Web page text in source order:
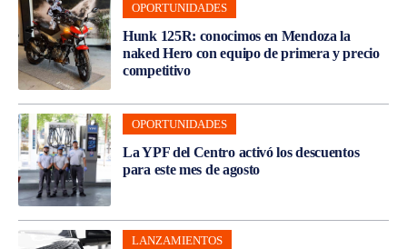
OPORTUNIDADES
Hunk 125R: conocimos en Mendoza la
naked Hero con equipo de primera y precio
competitivo
OPORTUNIDADES
La YPF del Centro activó los descuentos
para este mes de agosto
LANZAMIENTOS